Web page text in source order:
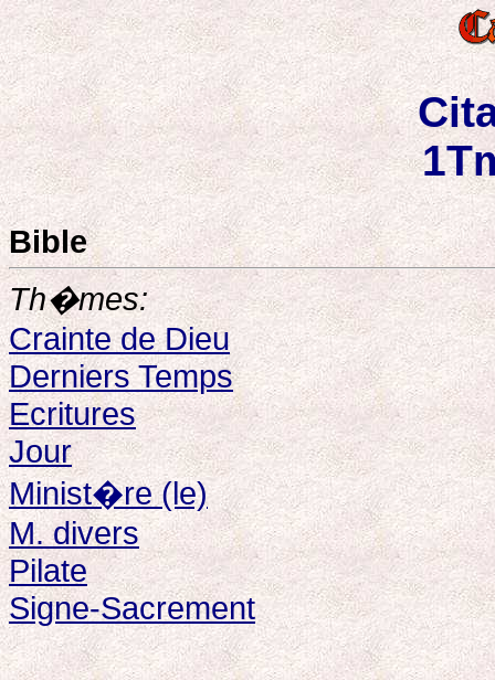
Bible
Th�mes:
Crainte de Dieu
Derniers Temps
Ecritures
Jour
Minist�re (le)
M. divers
Pilate
Signe-Sacrement